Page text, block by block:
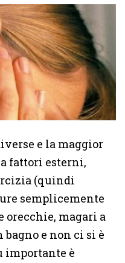
e la maggior
fattori esterni,
(quindi
semplicemente
orecchie, magari a
e non ci si è
importante è